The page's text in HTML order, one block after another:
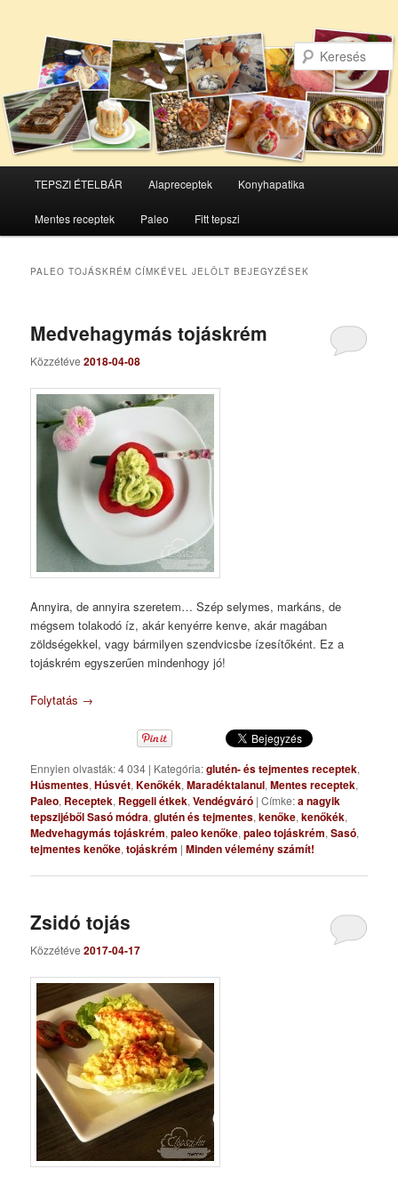
Tovább
az
elsődleges
Tovább
a
másodlagos
TEPSZI ÉTELBÁR Alapreceptek Konyhapatika
Mentes receptek Paleo Fitt tepszi
PALEO TOJÁSKRÉM CÍMKÉVEL JELÖLT BEJEGYZÉSEK
Medvehagymás tojáskrém
Közzétéve2018-04-08
Annyira, de annyira szeretem… Szép selymes, markáns, de
mégsem tolakodó íz, akár kenyérre kenve, akár magában
zöldségekkel, vagy bármilyen szendvicsbe ízesítőként. Ez a
tojáskrém egyszerűen mindenhogy jó!
Folytatás →
Ennyien olvasták: 4 034 | Kategória:glutén- és tejmentes receptek,
Húsmentes,Húsvét,Kenőkék,Maradéktalanul,Mentes receptek,
Paleo, Receptek, Reggeli étkek,Vendégváró |Címke:a nagyik
tepszijéből Sasó módra,glutén és tejmentes,kenőke,kenőkék,
Medvehagymás tojáskrém,paleo kenőke,paleo tojáskrém,Sasó,
tejmentes kenőke,tojáskrém |Minden vélemény számít!
Zsidó tojás
Közzétéve2017-04-17